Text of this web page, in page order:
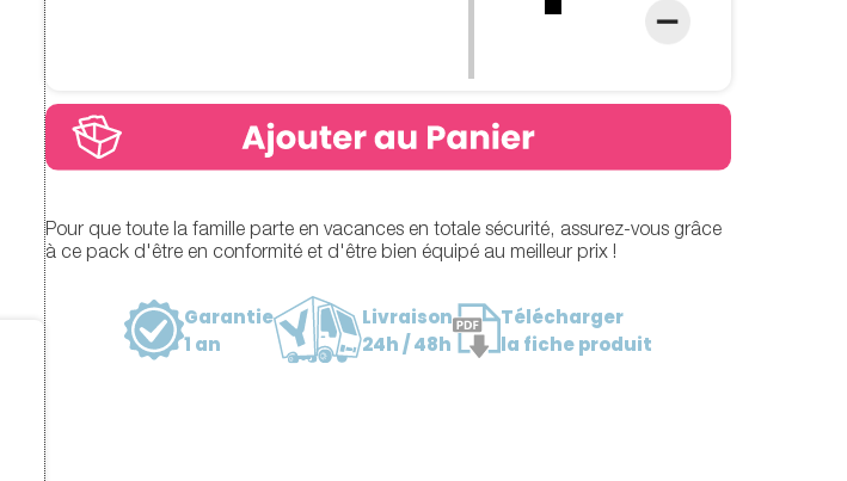
Pour que toute la famille parte en vacances en totale sécurité, assurez-vous grâce
à ce pack d'être en conformité et d'être bien équipé au meilleur prix !
Garantie
1 an
Livraison
24h / 48h
Télécharger
la fiche produit